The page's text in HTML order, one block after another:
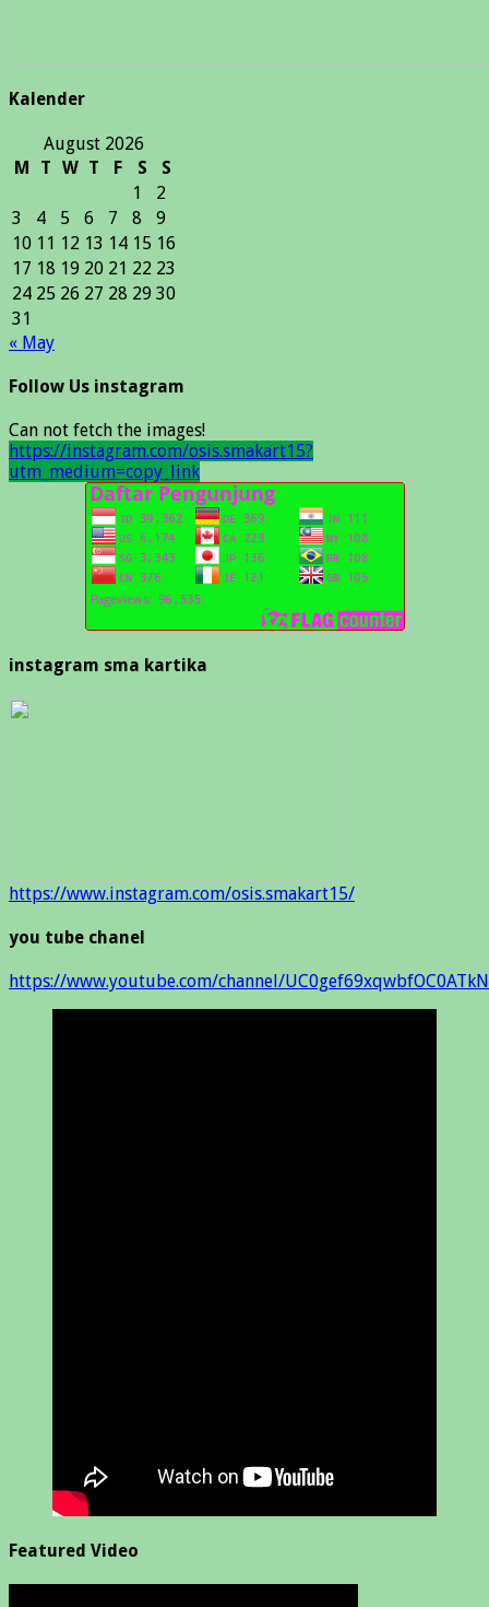
Kalender
August 2026
M
T W T F S
S
1
2
3
4 5 6 7 8
9
10 11 12 13 14 15 16
17 18 19 20 21 22 23
24 25 26 27 28 29 30
31
« May
Follow Us instagram
Can not fetch the images!
https://instagram.com/osis.smakart15?
utm_medium=copy_link
instagram sma kartika
https://www.instagram.com/osis.smakart15/
you tube chanel
https://www.youtube.com/channel/
Featured Video